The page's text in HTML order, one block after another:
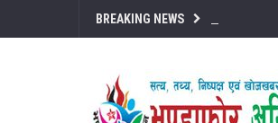
BREAKING NEWS